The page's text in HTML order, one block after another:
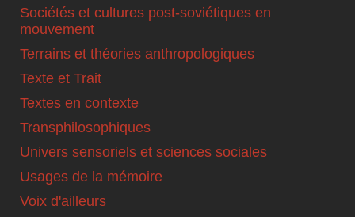
Sociétés et cultures post-soviétiques en
mouvement
Terrains et théories anthropologiques
Texte et Trait
Textes en contexte
Transphilosophiques
Univers sensoriels et sciences sociales
Usages de la mémoire
Voix d'ailleurs